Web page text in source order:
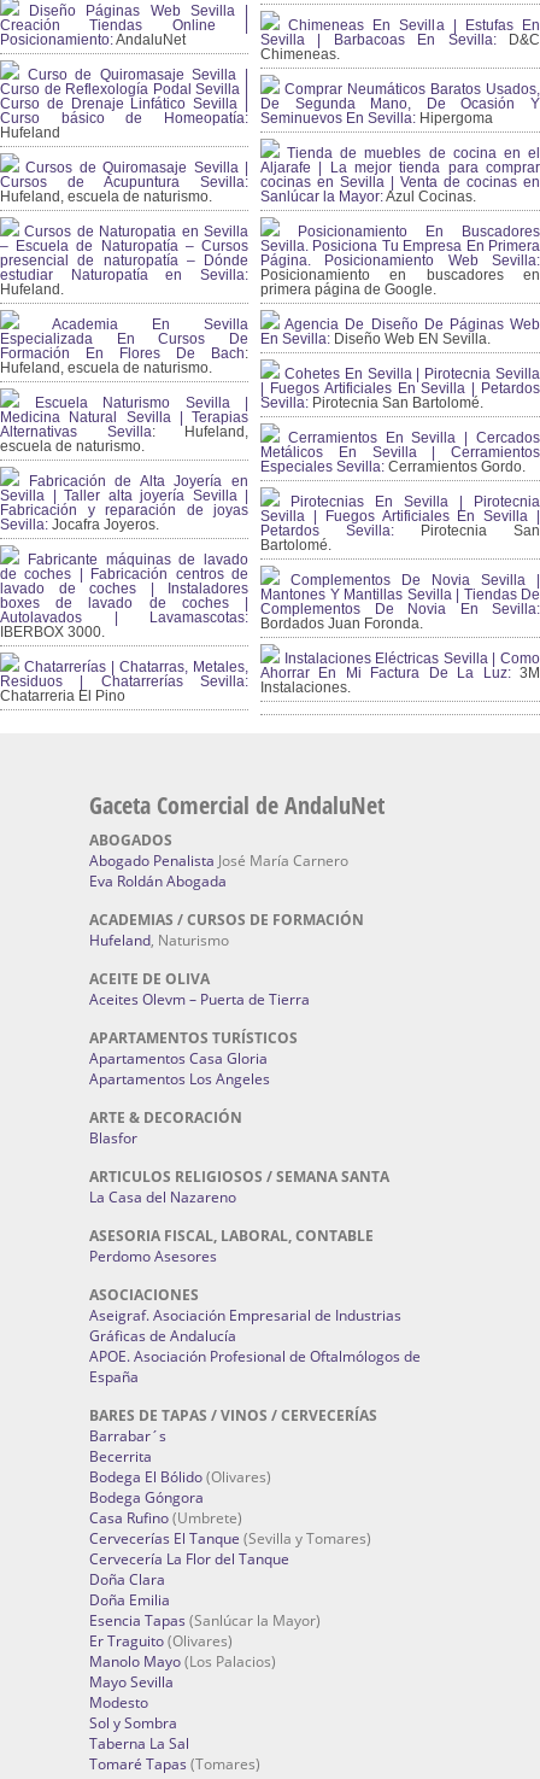
Diseño Páginas Web Sevilla |
Creación Tiendas Online |
Posicionamiento:AndaluNet
Curso de Quiromasaje Sevilla |
Curso de Reflexología Podal Sevilla |
Curso de Drenaje Linfático Sevilla |
Curso básico de Homeopatía:
Hufeland
Cursos de Quiromasaje Sevilla |
Cursos de Acupuntura Sevilla:
Hufeland, escuela de naturismo.
Cursos de Naturopatia en Sevilla
– Escuela de Naturopatía – Cursos
presencial de naturopatía – Dónde
estudiar Naturopatía en Sevilla:
Hufeland.
Academia En Sevilla
Especializada En Cursos De
Formación En Flores De Bach:
Hufeland, escuela de naturismo.
Escuela Naturismo Sevilla |
Medicina Natural Sevilla | Terapias
Alternativas Sevilla: Hufeland,
escuela de naturismo.
Fabricación de Alta Joyería en
Sevilla | Taller alta joyería Sevilla |
Fabricación y reparación de joyas
Sevilla: Jocafra Joyeros.
Fabricante máquinas de lavado
de coches | Fabricación centros de
lavado de coches | Instaladores
boxes de lavado de coches |
Autolavados | Lavamascotas:
IBERBOX 3000.
Chatarrerías | Chatarras, Metales,
Residuos | Chatarrerías Sevilla:
Chatarreria El Pino
Chimeneas En Sevilla | Estufas En
Sevilla | Barbacoas En Sevilla:D&C
Chimeneas.
Comprar Neumáticos Baratos Usados,
De Segunda Mano, De Ocasión Y
Seminuevos En Sevilla: Hipergoma
Tienda de muebles de cocina en el
Aljarafe | La mejor tienda para comprar
cocinas en Sevilla | Venta de cocinas en
Sanlúcar la Mayor:Azul Cocinas.
Posicionamiento En Buscadores
Sevilla. Posiciona Tu Empresa En Primera
Página. Posicionamiento Web Sevilla:
Posicionamiento en buscadores en
primera página de Google.
Agencia De Diseño De Páginas Web
En Sevilla: Diseño Web EN Sevilla.
Cohetes En Sevilla | Pirotecnia Sevilla
| Fuegos Artificiales En Sevilla | Petardos
Sevilla: Pirotecnia San Bartolomé.
Cerramientos En Sevilla | Cercados
Metálicos En Sevilla | Cerramientos
Especiales Sevilla: Cerramientos Gordo.
Pirotecnias En Sevilla | Pirotecnia
Sevilla | Fuegos Artificiales En Sevilla |
Petardos Sevilla: Pirotecnia San
Bartolomé.
Complementos De Novia Sevilla |
Mantones Y Mantillas Sevilla | Tiendas De
Complementos De Novia En Sevilla:
Bordados Juan Foronda.
Instalaciones Eléctricas Sevilla | Como
Ahorrar En Mi Factura De La Luz:3M
Instalaciones.
Gaceta Comercial de AndaluNet
ABOGADOS
Abogado Penalista José María Carnero
Eva Roldán Abogada
ACADEMIAS / CURSOS DE FORMACIÓN
Hufeland, Naturismo
ACEITE DE OLIVA
Aceites Olevm – Puerta de Tierra
APARTAMENTOS TURÍSTICOS
Apartamentos Casa Gloria
Apartamentos Los Angeles
ARTE & DECORACIÓN
Blasfor
ARTICULOS RELIGIOSOS / SEMANA SANTA
La Casa del Nazareno
ASESORIA FISCAL, LABORAL, CONTABLE
Perdomo Asesores
ASOCIACIONES
Aseigraf. Asociación Empresarial de Industrias
Gráficas de Andalucía
APOE. Asociación Profesional de Oftalmólogos de
España
BARES DE TAPAS / VINOS / CERVECERÍAS
Barrabar´s
Becerrita
Bodega El Bólido(Olivares)
Bodega Góngora
Casa Rufino(Umbrete)
Cervecerías El Tanque (Sevilla y Tomares)
Cervecería La Flor del Tanque
Doña Clara
Doña Emilia
Esencia Tapas (Sanlúcar la Mayor)
Er Traguito(Olivares)
Manolo Mayo(Los Palacios)
Mayo Sevilla
Modesto
Sol y Sombra
Taberna La Sal
Tomaré Tapas (Tomares)